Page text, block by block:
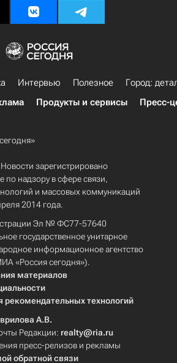
Интервью Полезное
Город:
Продукты и сервисы Пресс-
зарегистрировано
по надзору в сфере связи,
и массовых коммуникаций
2014 года.
Эл № ФС77-57640
государственное унитарное
информационное агентство
«Россия сегодня»).
материалов
рекомендательных технологий
А.В.
Редакции: realty@ria.ru
пресс-релизов и рекламы
обратной связи